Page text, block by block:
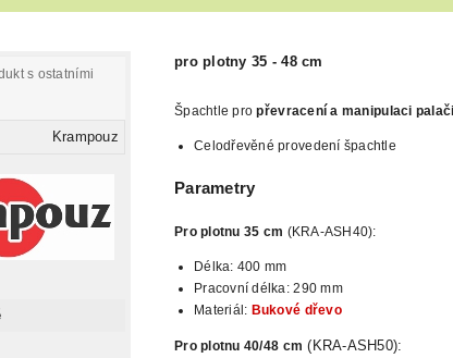
s ostatními
Krampouz
pro plotny 35 - 48 cm
Špachtle propřevracení a manipulaci
Celodřevěné provedení špachtle
Parametry
Proplotnu 35 cm (KRA-ASH40):
Délka: 400 mm
Pracovní délka: 290 mm
Materiál: Bukové dřevo
Pro plotnu 40/48 cm (KRA-ASH50):